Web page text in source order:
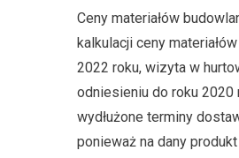
Ceny materiałów
kalkulacji ceny
2022 roku, wizyta w
odniesieniu do roku
wydłużone terminy
ponieważ na dany